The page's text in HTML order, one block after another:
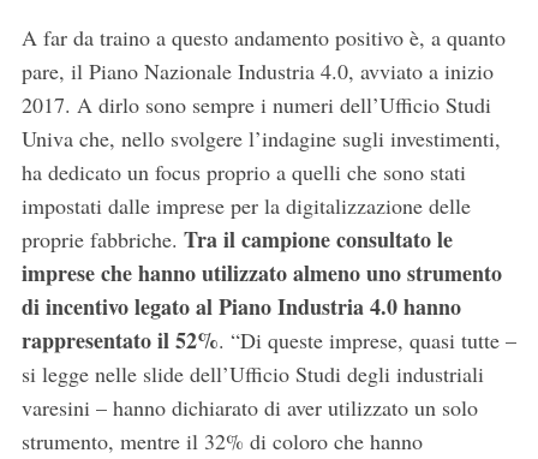
A far da traino a questo andamento positivo è, a quanto
pare, il Piano Nazionale Industria 4.0, avviato a inizio
2017. A dirlo sono sempre i numeri dell’Ufficio Studi
Univa che, nello svolgere l’indagine sugli investimenti,
ha dedicato un focus proprio a quelli che sono stati
impostati dalle imprese per la digitalizzazione delle
proprie fabbriche. Tra il campione consultato le
imprese che hanno utilizzato almeno uno strumento
di incentivo legato al Piano Industria 4.0 hanno
rappresentato il 52%. “Di queste imprese, quasi tutte –
si legge nelle slide dell’Ufficio Studi degli industriali
varesini – hanno dichiarato di aver utilizzato un solo
strumento, mentre il 32% di coloro che hanno